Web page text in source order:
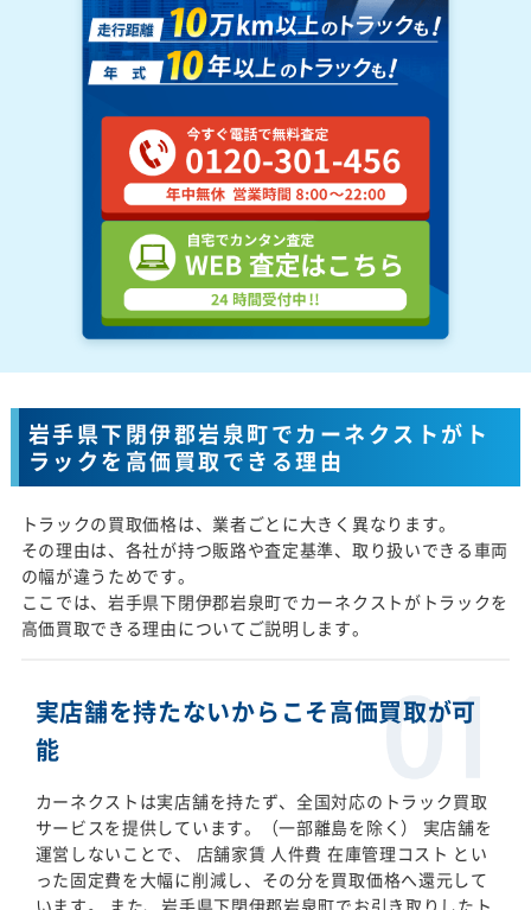
岩手県下閉伊郡岩泉町でカーネクストがト
ラックを高価買取できる理由
トラックの買取価格は、業者ごとに大きく異なります。
その理由は、各社が持つ販路や査定基準、取り扱いできる車両
の幅が違うためです。
ここでは、岩手県下閉伊郡岩泉町でカーネクストがトラックを
高価買取できる理由についてご説明します。
実店舗を持たないからこそ高価買取が可
能
カーネクストは実店舗を持たず、全国対応のトラック買取
サービスを提供しています。（一部離島を除く） 実店舗を
運営しないことで、 店舗家賃 人件費 在庫管理コスト とい
った固定費を大幅に削減し、その分を買取価格へ還元して
います。 また、岩手県下閉伊郡岩泉町でお引き取りしたト